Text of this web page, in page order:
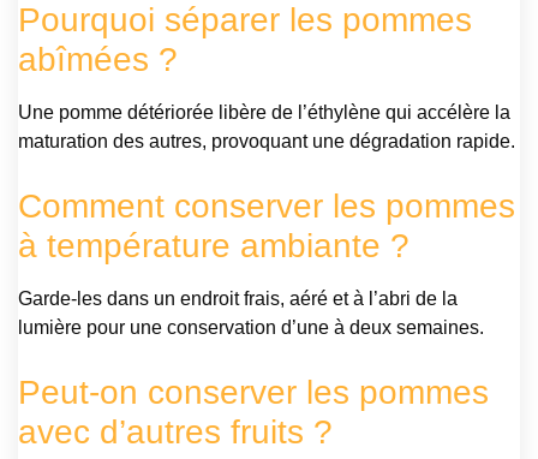
Pourquoi séparer les pommes
abîmées ?
Une pomme détériorée libère de l’éthylène qui accélère la
maturation des autres, provoquant une dégradation rapide.
Comment conserver les pommes
à température ambiante ?
Garde-les dans un endroit frais, aéré et à l’abri de la
lumière pour une conservation d’une à deux semaines.
Peut-on conserver les pommes
avec d’autres fruits ?